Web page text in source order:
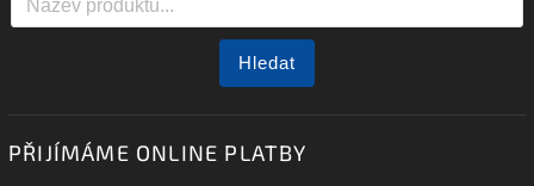
Hledat
PŘIJÍMÁME ONLINE PLATBY